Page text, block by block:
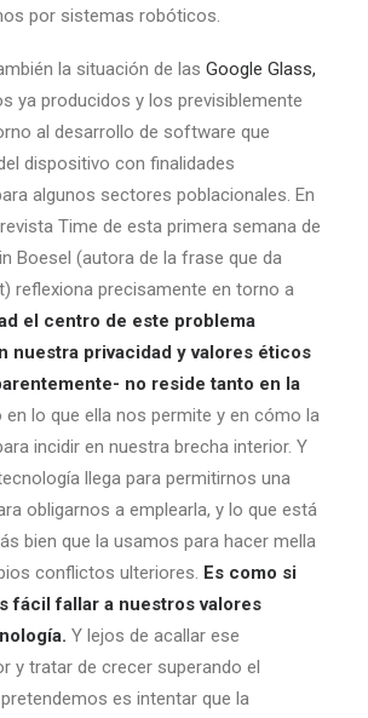
por sistemas robóticos.
la situación de las Google Glass,
ya producidos y los previsiblemente
al desarrollo de software que
dispositivo con finalidades
algunos sectores poblacionales. En
Time de esta primera semana de
Boesel (autora de la frase que da
reflexiona precisamente en torno a
el centro de este problema
nuestra privacidad y valores éticos
no reside tanto en la
en lo que ella nos permite y en cómo la
incidir en nuestra brecha interior. Y
llega para permitirnos una
obligarnos a emplearla, y lo que está
bien que la usamos para hacer mella
conflictos ulteriores. Es como si
fácil fallar a nuestros valores
Y lejos de acallar ese
y tratar de crecer superando el
es intentar que la